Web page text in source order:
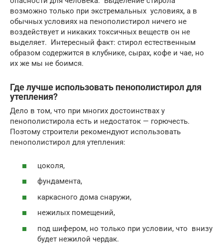
возможно только при экстремальных условиях, а в
обычных условиях на пенополистирол ничего не
воздействует и никаких токсичных веществ он не
выделяет. Интересный факт: стирол естественным
образом содержится в клубнике, сырах, кофе и чае, но
их же мы не боимся.
Где лучше использовать пенополистирол для
утепления?
Дело в том, что при многих достоинствах у
пенополистирола есть и недостаток — горючесть.
Поэтому строители рекомендуют использовать
пенополистирол для утепления:
цоколя,
фундамента,
каркасного дома снаружи,
нежилых помещений,
под шифером, но только при условии, что внизу
будет нежилой чердак.